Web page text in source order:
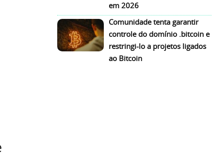
em 2026
Comunidade tenta garantir
controle do domínio .bitcoin e
restringi-lo a projetos ligados
ao Bitcoin